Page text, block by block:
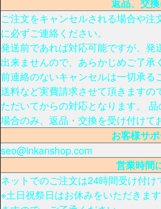
ご注文をキャンセルされる場合や
に必ずご連絡ください。
発送前であれば対応可能ですが、発
出来ませんので、あらかじめご了
前連絡のないキャンセルは一切承る
送料など実費請求させて頂きます
ただいてからの対応となります。
場合のみ、返品・交換を受け付けて
お客様サ
seo@inkanshop.com
営業時間
ネットでのご注文は24時間受け付け
※土日祝祭日はお休みをいただきま